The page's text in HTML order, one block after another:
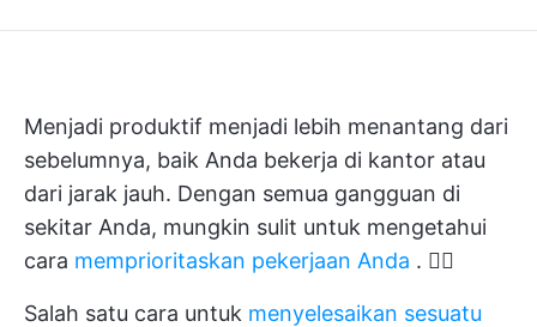
Menjadi produktif menjadi lebih menantang dari
sebelumnya, baik Anda bekerja di kantor atau
dari jarak jauh. Dengan semua gangguan di
sekitar Anda, mungkin sulit untuk mengetahui
cara memprioritaskan pekerjaan Anda . 😵‍💫
Salah satu cara untuk menyelesaikan sesuatu